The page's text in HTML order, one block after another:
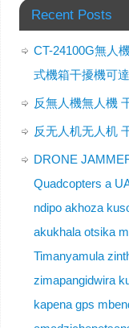
Recent Posts
CT-24100G無人
式機箱干擾機可
反無人機無人機
反无人机无人机
DRONE
Quadcopters a
ndipo akhoza
akukhala otsika
Timanyamula
zimapangidwira
kapena gps